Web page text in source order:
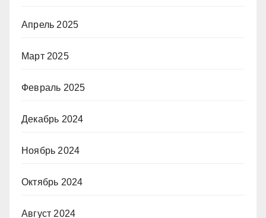
Апрель 2025
Март 2025
Февраль 2025
Декабрь 2024
Ноябрь 2024
Октябрь 2024
Август 2024